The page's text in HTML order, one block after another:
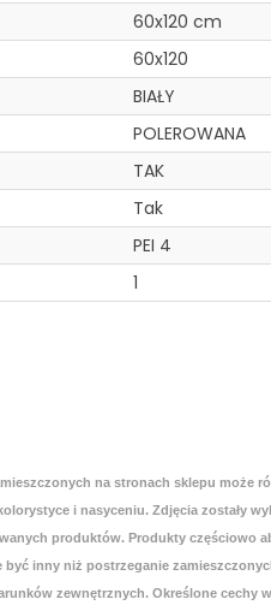
60x120 cm
60x120
BIAŁY
POLEROWANA
TAK
Tak
PEI 4
1
na stronach sklepu może
i nasyceniu. Zdjęcia zostały
produktów. Produkty częściowo
inny niż postrzeganie
zewnętrznych. Określone cechy